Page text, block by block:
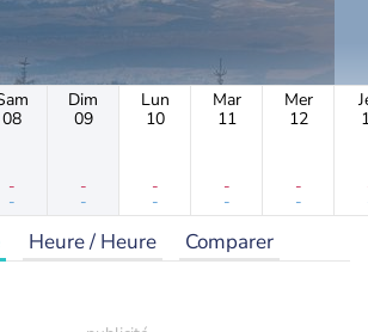
08
-
-
Dim
09
-
-
Lun
10
-
-
Mar
11
-
-
Mer
12
-
-
Heure / Heure Comparer